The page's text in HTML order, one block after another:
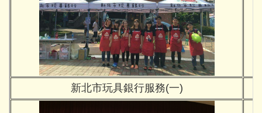
新北市玩具銀行服務(一)